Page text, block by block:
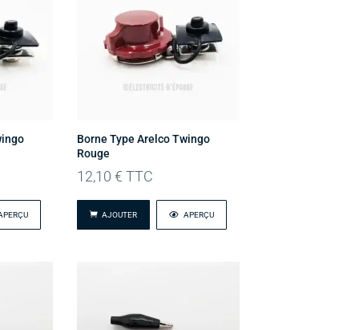
Borne Type Arelco Twingo
Rouge
12,10€ TTC
AJOUTER APERÇU